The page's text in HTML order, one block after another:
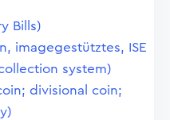
Bills)
imagegestütztes, ISE
system)
divisional coin;